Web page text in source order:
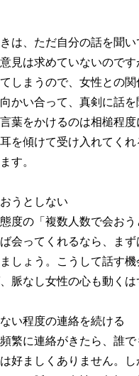
は、ただ自分の話を聞
見は求めていないので
しまうので、女性との
かい合って、真剣に話
葉をかけるのは相槌程
を傾けて受け入れてく
す。
うとしない
度の「複数人数で会お
会ってくれるなら、ま
しょう。こうして話す
脈なし女性の心も動くは
い程度の連絡を続ける
繁に連絡がきたら、誰
好ましくありません。